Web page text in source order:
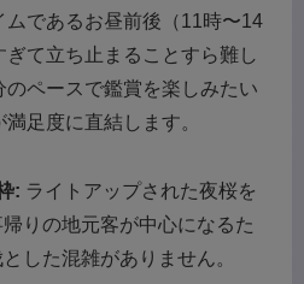
であるお昼前後（11時〜14
て立ち止まることすら難し
ペースで鑑賞を楽しみたい
足度に直結します。
: ライトアップされた夜桜を
りの地元客が中心になるた
した混雑がありません。